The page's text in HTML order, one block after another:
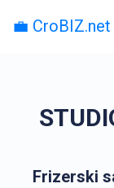
💼 CroBIZ.net
Frizerski